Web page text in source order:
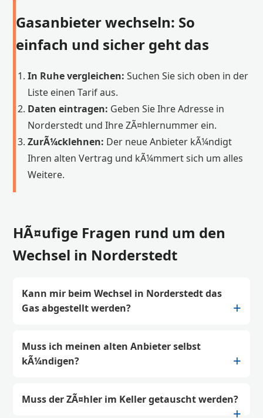
Gasanbieter wechseln: So
einfach und sicher geht das
In Ruhe vergleichen: Suchen Sie sich oben in der
Liste einen Tarif aus.
Daten eintragen: Geben Sie Ihre Adresse in
Norderstedt und Ihre ZÃ¤hlernummer ein.
ZurÃ¼cklehnen: Der neue Anbieter kÃ¼ndigt
Ihren alten Vertrag und kÃ¼mmert sich um alles
Weitere.
HÃ¤ufige Fragen rund um den
Wechsel in Norderstedt
Kann mir beim Wechsel in Norderstedt das
Gas abgestellt werden?
Muss ich meinen alten Anbieter selbst
kÃ¼ndigen?
Muss der ZÃ¤hler im Keller getauscht werden?